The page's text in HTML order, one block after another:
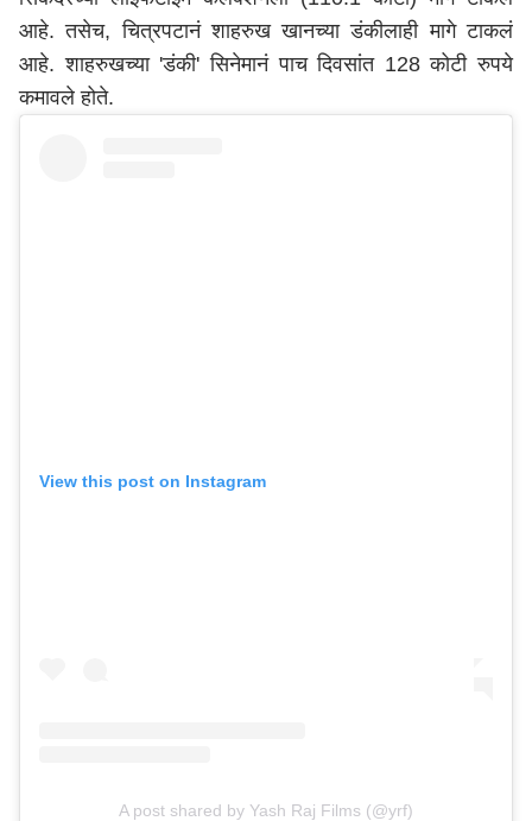
आहे. तसेच, चित्रपटानं शाहरुख खानच्या डंकीलाही मागे टाकलं
आहे. शाहरुखच्या 'डंकी' सिनेमानं पाच दिवसांत 128 कोटी रुपये
कमावले होते.
View this post on Instagram
A post shared by Yash Raj Films (@yrf)